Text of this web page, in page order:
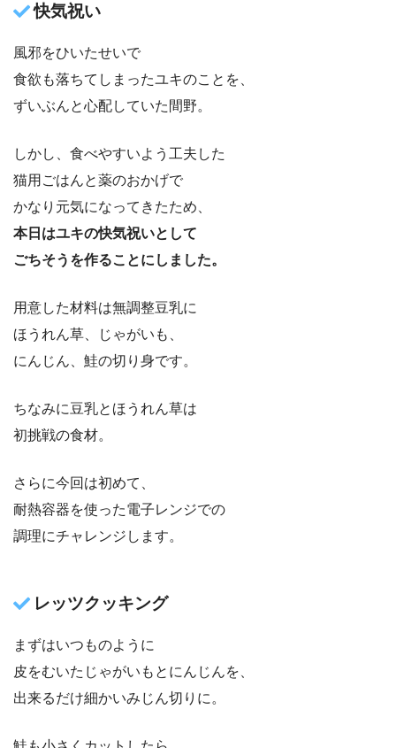
快気祝い
風邪をひいたせいで
食欲も落ちてしまったユキのことを、
ずいぶんと心配していた間野。
しかし、食べやすいよう工夫した
猫用ごはんと薬のおかげで
かなり元気になってきたため、
本日はユキの快気祝いとして
ごちそうを作ることにしました。
用意した材料は無調整豆乳に
ほうれん草、じゃがいも、
にんじん、鮭の切り身です。
ちなみに豆乳とほうれん草は
初挑戦の食材。
さらに今回は初めて、
耐熱容器を使った電子レンジでの
調理にチャレンジします。
レッツクッキング
まずはいつものように
皮をむいたじゃがいもとにんじんを、
出来るだけ細かいみじん切りに。